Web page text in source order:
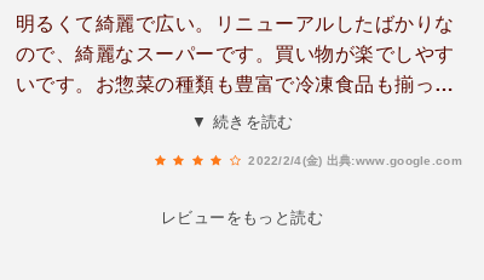
に、とても便利なシステムです。
明るくて綺麗で広い。リニューアルしたばかりな
ので、綺麗なスーパーです。買い物が楽でしやす
いです。お惣菜の種類も豊富で冷凍食品も揃って
おり、全体的に安い印象があります。料理があま
駐車場でお金を取られてしまうので注意が必要で
▼ 続きを読む
2022/2/4(金) 出典:www.google.com
レビューをもっと読む